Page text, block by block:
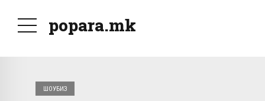
popara.mk
ШОУБИЗ